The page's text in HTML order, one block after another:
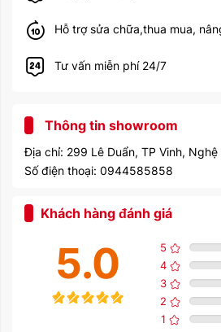
Hỗ trợ sửa chữa,thua mua,
Tư vấn miễn phí 24/7
Thông tin showroom
Địa chỉ: 299 Lê Duẩn, TP Vinh,
Số điện thoại: 0944585858
Khách hàng đánh giá
5.0 5
4
3
2
1